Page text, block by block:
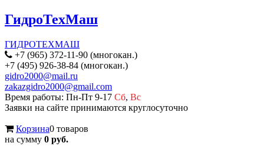
ГидроТехМаш
ГИДРОТЕХМАШ
+7 (965) 372-11-90 (многокан.)
+7 (495) 926-38-84 (многокан.)
gidro2000@mail.ru
zakazgidro2000@gmail.com
Время работы: Пн-Пт 9-17 Сб, Вс
Заявки на сайте принимаются круглосуточно
Корзина0 товаров
на сумму 0 руб.